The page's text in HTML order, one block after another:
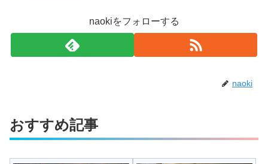
naokiをフォローする
naoki
おすすめ記事